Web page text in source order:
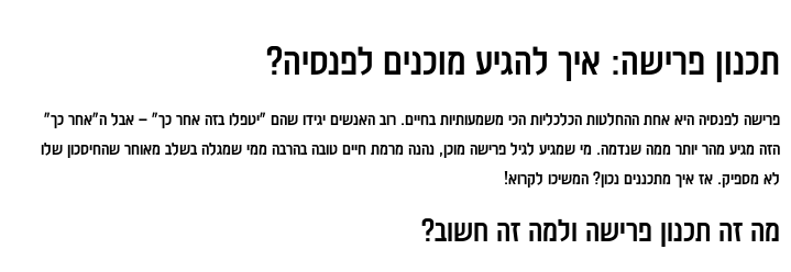
תכנון פרישה: איך להגיע מוכנים לפנסיה?
פרישה לפנסיה היא אחת ההחלטות הכלכליות הכי משמעותיות בחיים. רוב האנשים יגידו שהם "יטפלו בזה אחר כך" – אבל ה"אחר כך"
הזה מגיע מהר יותר ממה שנדמה. מי שמגיע לגיל פרישה מוכן, נהנה מרמת חיים טובה בהרבה ממי שמגלה בשלב מאוחר שהחיסכון שלו
לא מספיק. אז איך מתכננים נכון? המשיכו לקרוא!
מה זה תכנון פרישה ולמה זה חשוב?